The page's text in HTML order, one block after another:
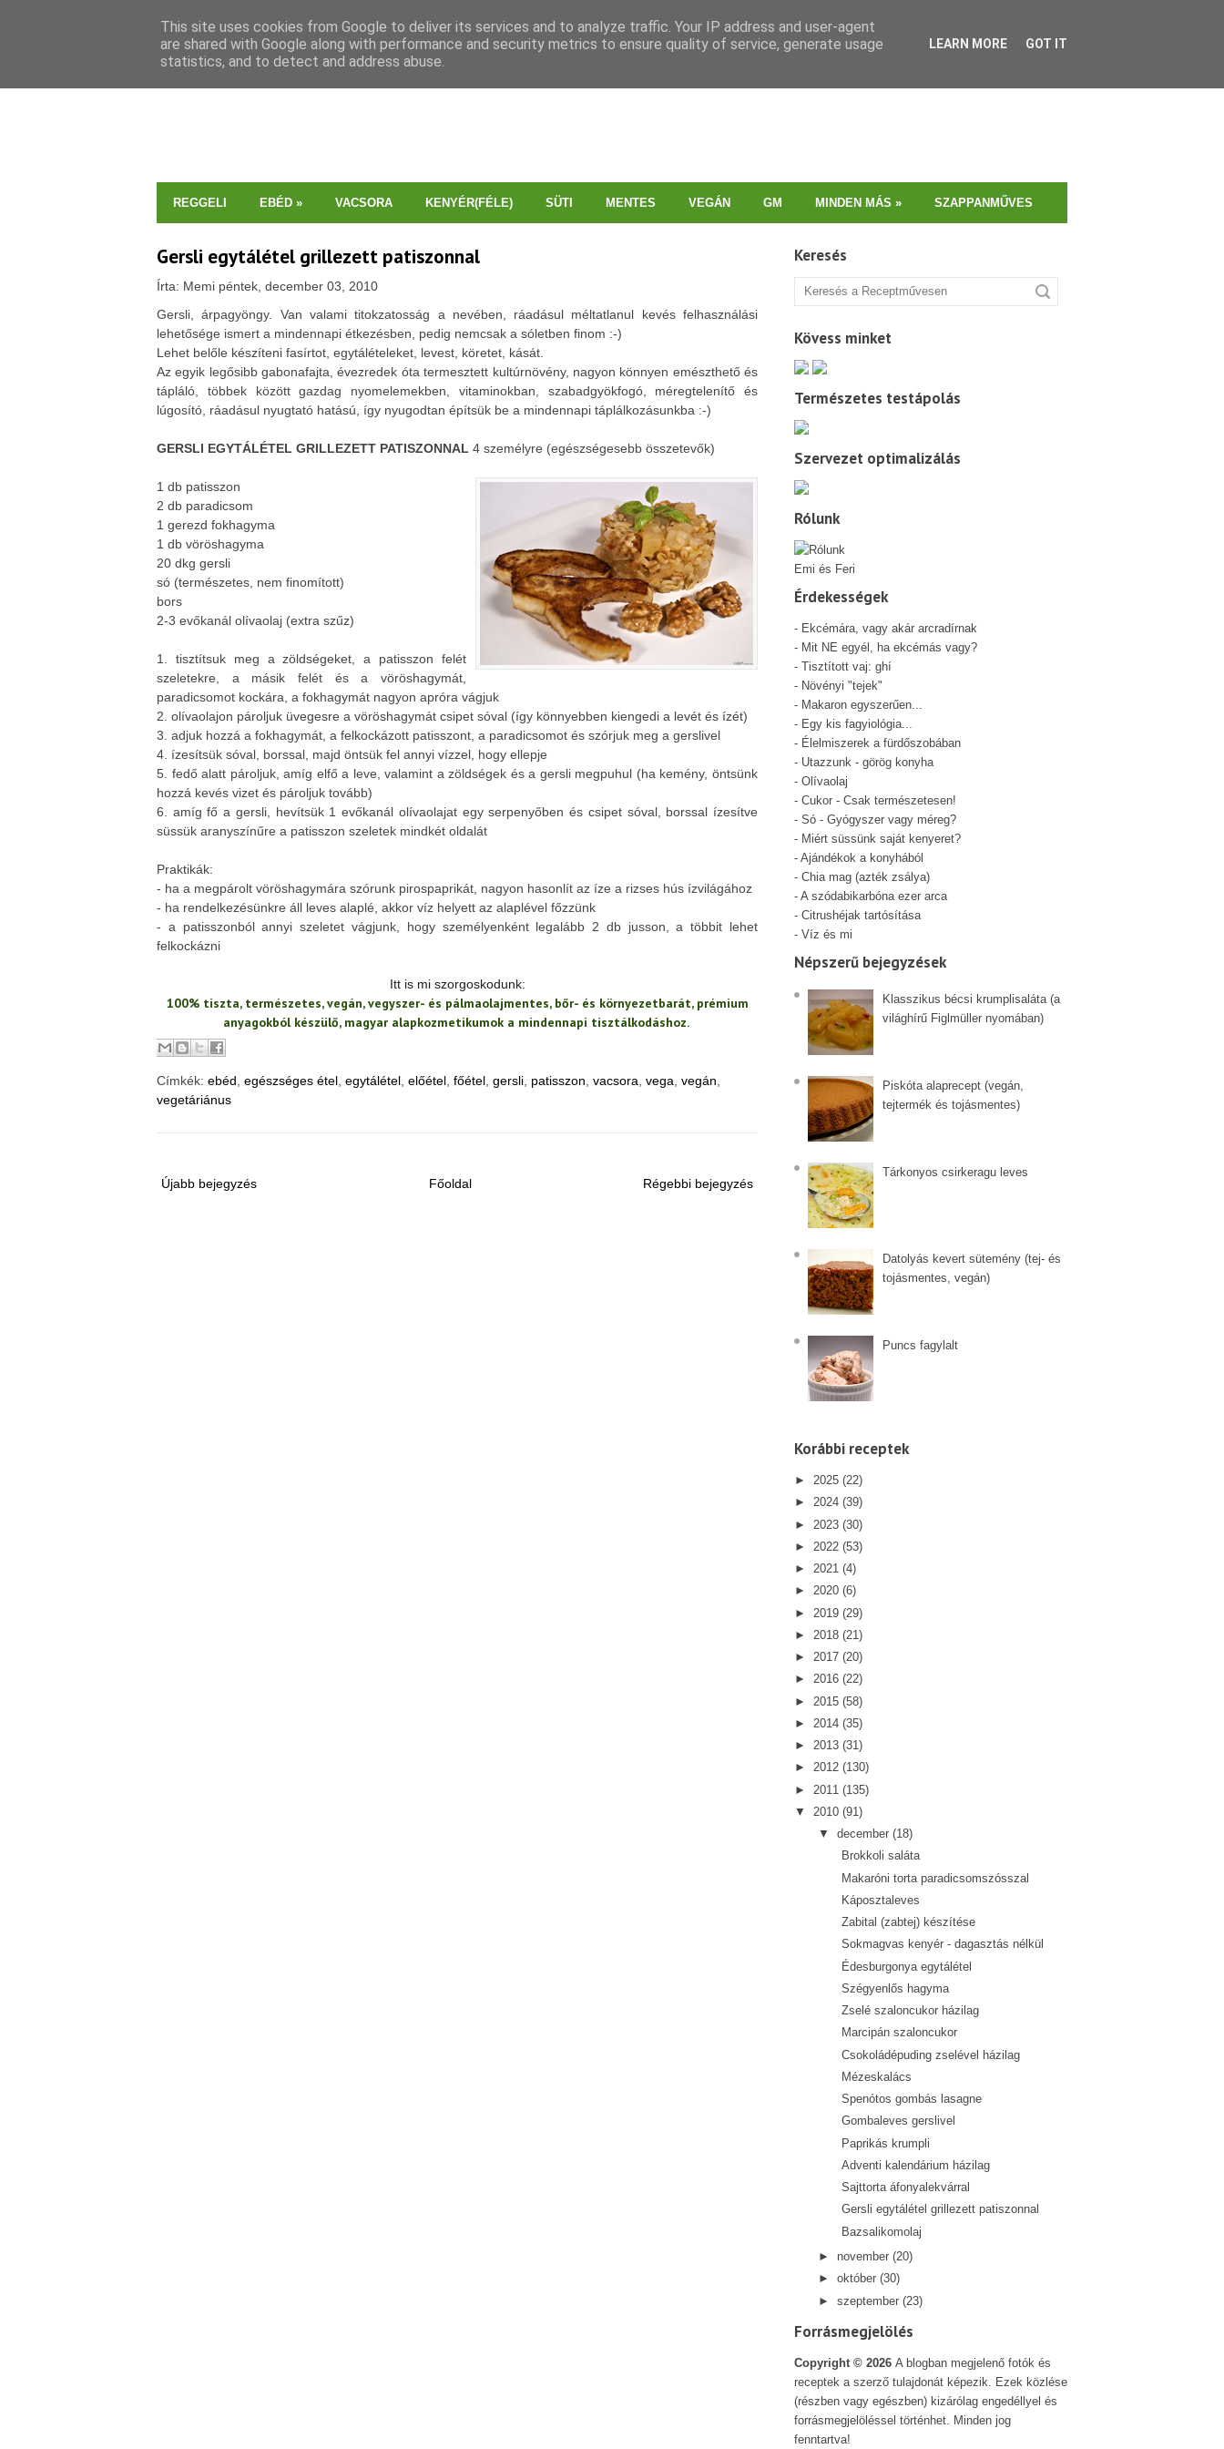
REGGELI EBÉD » VACSORA KENYÉR(FÉLE) SÜTI MENTES VEGÁN GM MINDEN MÁS » SZAPPANMŰVES
Gersli egytálétel grillezett patiszonnal
Írta: Memi péntek, december 03, 2010
Gersli, árpagyöngy. Van valami titokzatosság a nevében, ráadásul méltatlanul kevés felhasználási
lehetősége ismert a mindennapi étkezésben, pedig nemcsak a sóletben finom :-)
Lehet belőle készíteni fasírtot, egytálételeket, levest, köretet, kását.
Az egyik legősibb gabonafajta, évezredek óta termesztett kultúrnövény, nagyon könnyen emészthető és
tápláló, többek között gazdag nyomelemekben, vitaminokban, szabadgyökfogó, méregtelenítő és
lúgosító, ráadásul nyugtató hatású, így nyugodtan építsük be a mindennapi táplálkozásunkba :-)
GERSLI EGYTÁLÉTEL GRILLEZETT PATISZONNAL 4 személyre (egészségesebb összetevők)
1 db patisszon
2 db paradicsom
1 gerezd fokhagyma
1 db vöröshagyma
20 dkg gersli
só (természetes, nem finomított)
bors
2-3 evőkanál olívaolaj (extra szűz)
1. tisztítsuk meg a zöldségeket, a patisszon felét
szeletekre, a másik felét és a vöröshagymát,
paradicsomot kockára, a fokhagymát nagyon apróra vágjuk
2. olívaolajon pároljuk üvegesre a vöröshagymát csipet sóval (így könnyebben kiengedi a levét és ízét)
3. adjuk hozzá a fokhagymát, a felkockázott patisszont, a paradicsomot és szórjuk meg a gerslivel
4. ízesítsük sóval, borssal, majd öntsük fel annyi vízzel, hogy ellepje
5. fedő alatt pároljuk, amíg elfő a leve, valamint a zöldségek és a gersli megpuhul (ha kemény, öntsünk
hozzá kevés vizet és pároljuk tovább)
6. amíg fő a gersli, hevítsük 1 evőkanál olívaolajat egy serpenyőben és csipet sóval, borssal ízesítve
süssük aranyszínűre a patisszon szeletek mindkét oldalát
Praktikák:
- ha a megpárolt vöröshagymára szórunk pirospaprikát, nagyon hasonlít az íze a rizses hús ízvilágához
- ha rendelkezésünkre áll leves alaplé, akkor víz helyett az alaplével főzzünk
- a patisszonból annyi szeletet vágjunk, hogy személyenként legalább 2 db jusson, a többit lehet
felkockázni
Itt is mi szorgoskodunk:
100% tiszta, természetes, vegán, vegyszer- és pálmaolajmentes, bőr- és környezetbarát, prémium
anyagokból készülő, magyar alapkozmetikumok a mindennapi tisztálkodáshoz.
Címkék: ebéd egészséges étel egytálétel előétel főétel gersli patisszon vacsora vega vegán
vegetáriánus
Újabb bejegyzés Régebbi bejegyzés
Főoldal
Keresés
Kövess minket
Természetes testápolás
Szervezet optimalizálás
Rólunk
Emi és Feri
Érdekességek
- Ekcémára, vagy akár arcradírnak
- Mit NE egyél, ha ekcémás vagy?
- Tisztított vaj: ghí
- Növényi "tejek"
- Makaron egyszerűen...
- Egy kis fagyiológia...
- Élelmiszerek a fürdőszobában
- Utazzunk - görög konyha
- Olívaolaj
- Cukor - Csak természetesen!
- Só - Gyógyszer vagy méreg?
- Miért süssünk saját kenyeret?
- Ajándékok a konyhából
- Chia mag (azték zsálya)
- A szódabikarbóna ezer arca
- Citrushéjak tartósítása
- Víz és mi
Népszerű bejegyzések
Klasszikus bécsi krumplisaláta (a
világhírű Figlmüller nyomában)
Piskóta alaprecept (vegán,
tejtermék és tojásmentes)
Tárkonyos csirkeragu leves
Datolyás kevert sütemény (tej- és
tojásmentes, vegán)
Puncs fagylalt
Korábbi receptek
► 2025 (22)
► 2024 (39)
► 2023 (30)
► 2022 (53)
► 2021 (4)
► 2020 (6)
► 2019 (29)
► 2018 (21)
► 2017 (20)
► 2016 (22)
► 2015 (58)
► 2014 (35)
► 2013 (31)
► 2012 (130)
► 2011 (135)
▼
2010 (91)
▼
december (18)
Brokkoli saláta
Makaróni torta paradicsomszósszal
Káposztaleves
Zabital (zabtej) készítése
Sokmagvas kenyér - dagasztás nélkül
Édesburgonya egytálétel
Szégyenlős hagyma
Zselé szaloncukor házilag
Marcipán szaloncukor
Csokoládépuding zselével házilag
Mézeskalács
Spenótos gombás lasagne
Gombaleves gerslivel
Paprikás krumpli
Adventi kalendárium házilag
Sajttorta áfonyalekvárral
Gersli egytálétel grillezett patiszonnal
Bazsalikomolaj
► november (20)
► október (30)
► szeptember (23)
Forrásmegjelölés
Copyright © 2026 A blogban megjelenő fotók és
receptek a szerző tulajdonát képezik. Ezek közlése
(részben vagy egészben) kizárólag engedéllyel és
forrásmegjelöléssel történhet. Minden jog
fenntartva!
This site uses cookies from Google to deliver its services and to analyze traffic. Your IP address and user-agent
are shared with Google along with performance and security metrics to ensure quality of service, generate usage
statistics, and to detect and address abuse.
LEARN MORE GOT IT